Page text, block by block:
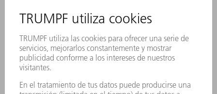
REGISTRO PARA EL BOLETÍN INFORMATIVO
MYTRUMPF
FICHAS TÉCNICAS DE SEGURIDAD
PRODUCTOS
MÁQUINAS Y SISTEMAS
LÁSER
HERRAMIENTAS PORTÁTILES